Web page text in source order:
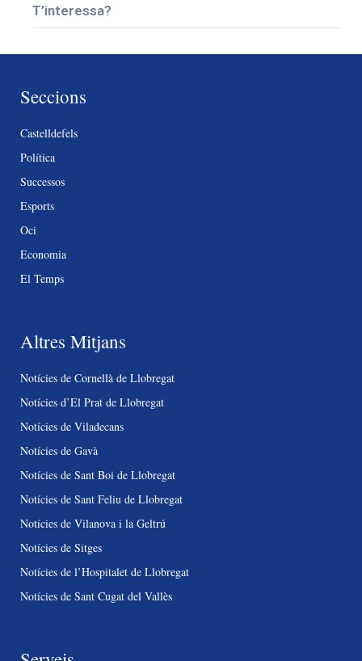
T’interessa?
Seccions
Castelldefels
Política
Successos
Esports
Oci
Economia
El Temps
Altres Mitjans
Notícies de Cornellà de Llobregat
Notícies d’El Prat de Llobregat
Notícies de Viladecans
Notícies de Gavà
Notícies de Sant Boi de Llobregat
Notícies de Sant Feliu de Llobregat
Notícies de Vilanova i la Geltrú
Notícies de Sitges
Notícies de l’Hospitalet de Llobregat
Notícies de Sant Cugat del Vallès